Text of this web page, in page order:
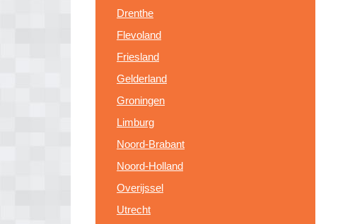
Drenthe
Flevoland
Friesland
Gelderland
Groningen
Limburg
Noord-Brabant
Noord-Holland
Overijssel
Utrecht